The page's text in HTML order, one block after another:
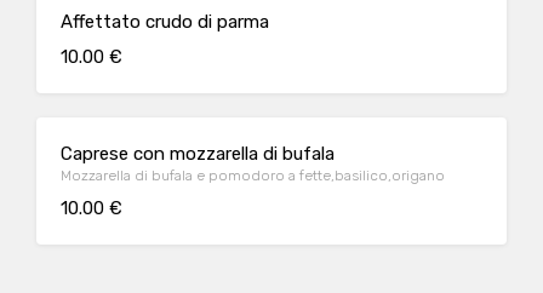
Affettato crudo di parma
10.00 €
Caprese con mozzarella di bufala
Mozzarella di bufala e pomodoro a fette,basilico,origano
10.00 €